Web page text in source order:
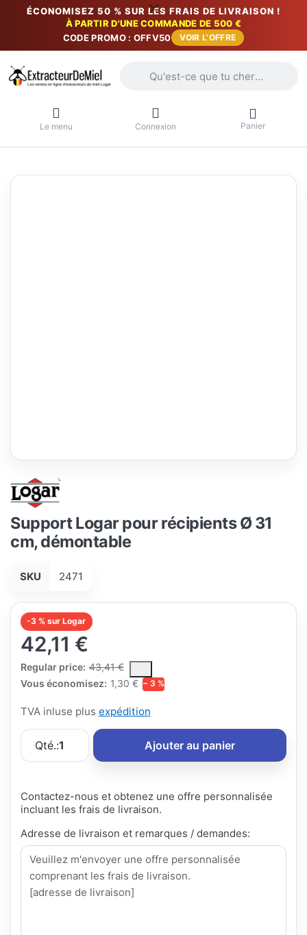
ÉCONOMISEZ 50 % SUR LES FRAIS DE LIVRAISON !
À PARTIR D'UNE COMMANDE DE 500 €
CODE PROMO : OFFV50
VOIR L'OFFRE
Le menu Connexion Panier
Support Logar pour récipients Ø 31
cm, démontable
SKU 2471
-3 % sur Logar
42,11 €
Regular price: 43,41 €
The Regular Price is the median selling price paid by
Vous économisez: 1,30 € − 3 %
TVA inluse plus expédition
Qté.:1 Ajouter au panier
Contactez-nous et obtenez une offre personnalisée
incluant les frais de livraison.
Adresse de livraison et remarques / demandes: